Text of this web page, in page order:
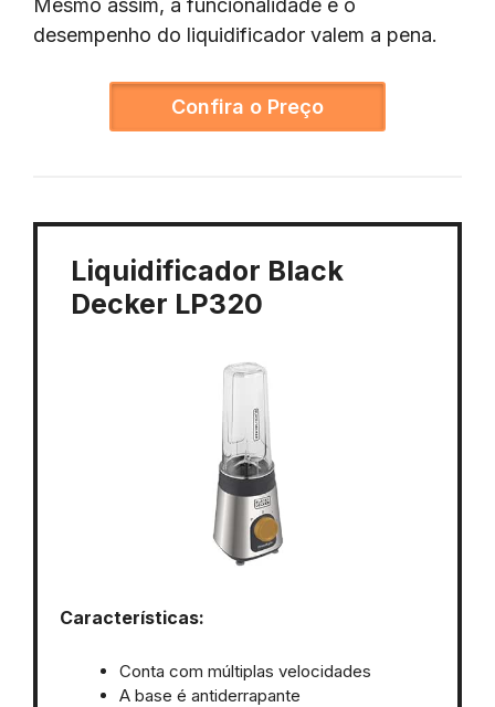
Mesmo assim, a funcionalidade e o
desempenho do liquidificador valem a pena.
Confira o Preço
Liquidificador Black
Decker LP320
Características:
Conta com múltiplas velocidades
A base é antiderrapante